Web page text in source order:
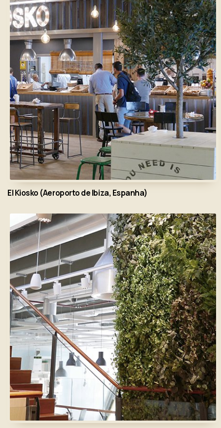
El Kiosko (Aeroporto de Ibiza, Espanha)